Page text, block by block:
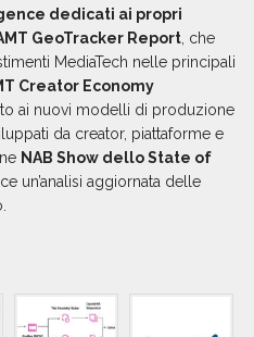
dedicati ai propri
GeoTracker Report , che
MediaTech nelle principali
Creator Economy
ai nuovi modelli di produzione
da creator, piattaforme e
NAB Show dello State of
un’analisi aggiornata delle